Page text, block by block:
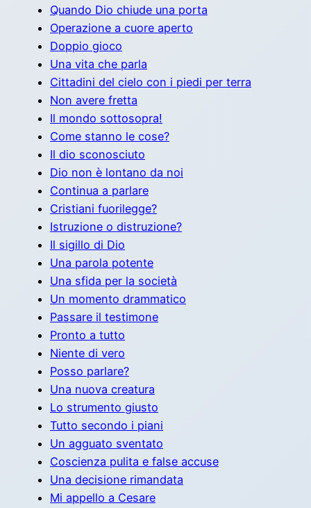
Quando Dio chiude una porta
Operazione a cuore aperto
Doppio gioco
Una vita che parla
Cittadini del cielo con i piedi per terra
Non avere fretta
Il mondo sottosopra!
Come stanno le cose?
Il dio sconosciuto
Dio non è lontano da noi
Continua a parlare
Cristiani fuorilegge?
Istruzione o distruzione?
Il sigillo di Dio
Una parola potente
Una sfida per la società
Un momento drammatico
Passare il testimone
Pronto a tutto
Niente di vero
Posso parlare?
Una nuova creatura
Lo strumento giusto
Tutto secondo i piani
Un agguato sventato
Coscienza pulita e false accuse
Una decisione rimandata
Mi appello a Cesare